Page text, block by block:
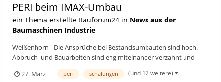
PERI beim IMAX-Umbau
ein Thema erstellte Bauforum24 in News aus der
Baumaschinen Industrie
Weißenhorn - Die Ansprüche bei Bestandsumbauten sind hoch.
Abbruch- und Bauarbeiten sind eng miteinander verzahnt und
müssen zeitlich und räumlich koordiniert werden. Gleichzeitig soll
der Gebäudebestand während der Umbaumaßnahme geschützt
27. März peri schalungen (und 12 weitere)